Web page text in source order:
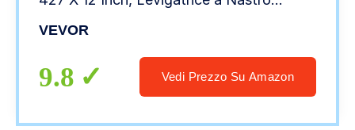
Centrale e Levigatrice a Disco 0-2800
VEVOR
9.8 Vedi Prezzo Su Amazon